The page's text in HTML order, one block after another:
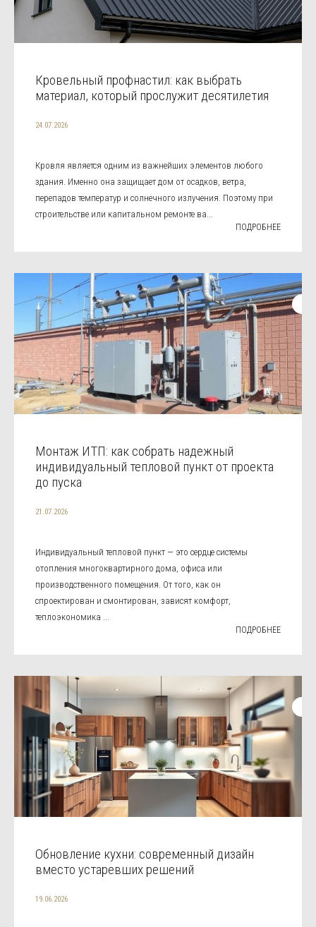
Кровельный профнастил: как выбрать
материал, который прослужит десятилетия
24.07.2026
Кровля является одним из важнейших элементов любого
здания. Именно она защищает дом от осадков, ветра,
перепадов температур и солнечного излучения. Поэтому при
строительстве или капитальном ремонте ва...
ПОДРОБНЕЕ
Монтаж ИТП: как собрать надежный
индивидуальный тепловой пункт от проекта
до пуска
21.07.2026
Индивидуальный тепловой пункт — это сердце системы
отопления многоквартирного дома, офиса или
производственного помещения. От того, как он
спроектирован и смонтирован, зависят комфорт,
теплоэкономика ...
ПОДРОБНЕЕ
Обновление кухни: современный дизайн
вместо устаревших решений
19.06.2026